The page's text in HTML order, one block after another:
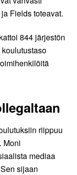
Fields toteavat.
844 järjestön
riippuu
Moni
mediaa
sijaan